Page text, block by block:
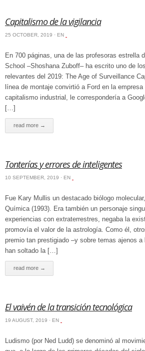
Capitalismo de la vigilancia
25 OCTOBER, 2019 · EN
En 700 páginas, una de las profesoras estrella
School –Shoshana Zuboff– ha escrito uno de
relevantes del 2019: The Age of Surveillance
línea de montaje convirtió a Ford en la empresa
capitalismo industrial, le correspondería a
[…]
read more →
Tonterías y errores de inteligentes
10 SEPTEMBER, 2019 · EN
Fue Kary Mullis un destacado biólogo
Química (1993). Era también un personaje
experiencias con extraterrestres, negaba la
promovía el valor de la astrología. Como él,
premio tan prestigiado –y sobre temas ajenos
han soltado la […]
read more →
El vaivén de la transición tecnológica
19 AUGUST, 2019 · EN
Ludismo (por Ned Ludd) se denominó al